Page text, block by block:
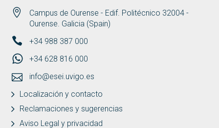
Campus de Ourense - Edif. Politécnico 32004 -
Ourense. Galicia (Spain)
+34 988 387 000
+34 628 816 000
info@esei.uvigo.es
Localización y contacto
Reclamaciones y sugerencias
Aviso Legal y privacidad